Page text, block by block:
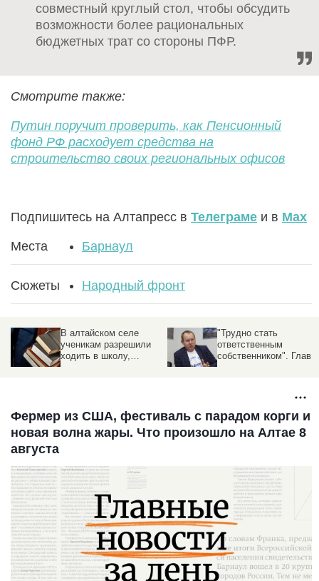
совместный круглый стол, чтобы обсудить
возможности более рациональных
бюджетных трат со стороны ПФР.
Смотрите также:
Путин поручит проверить, как Пенсионный
фонд РФ расходует средства на
строительство своих региональных офисов
Подпишитесь на Алтапресс в Телеграме и в Max
Места Барнаул
Сюжеты Народный фронт
В алтайском селе
ученикам разрешили
ходить в школу,
"Трудно стать
ответственным
собственником". Глава
Алтайском крае
Фермер из США, фестиваль с парадом корги и
новая волна жары. Что произошло на Алтае 8
августа